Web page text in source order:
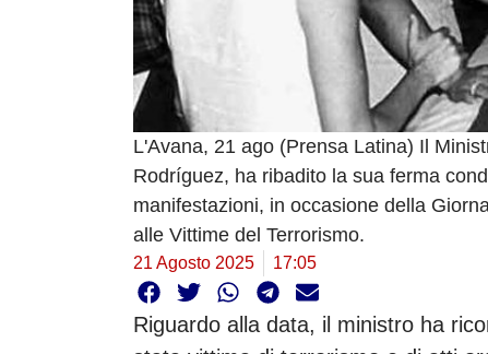
L'Avana, 21 ago (Prensa Latina) Il
Rodríguez, ha ribadito la sua ferma
manifestazioni, in occasione della
alle Vittime del Terrorismo.
21 Agosto 2025 17:05
Riguardo alla data, il ministro ha